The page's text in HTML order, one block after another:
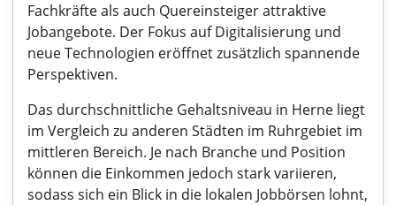
Fachkräfte als auch Quereinsteiger attraktive
Jobangebote. Der Fokus auf Digitalisierung und
neue Technologien eröffnet zusätzlich spannende
Perspektiven.
Das durchschnittliche Gehaltsniveau in Herne liegt
im Vergleich zu anderen Städten im Ruhrgebiet im
mittleren Bereich. Je nach Branche und Position
können die Einkommen jedoch stark variieren,
sodass sich ein Blick in die lokalen Jobbörsen lohnt,